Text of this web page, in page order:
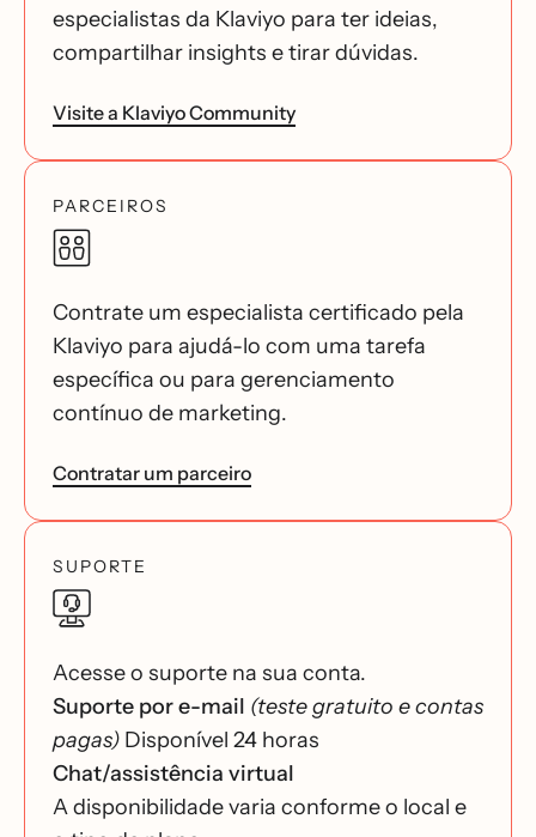
especialistas da Klaviyo para ter ideias,
compartilhar insights e tirar dúvidas.
Visite a Klaviyo Community
PARCEIROS
Contrate um especialista certificado pela
Klaviyo para ajudá-lo com uma tarefa
específica ou para gerenciamento
contínuo de marketing.
Contratar um parceiro
SUPORTE
Acesse o suporte na sua conta.
Suporte por e-mail (teste gratuito e contas
pagas) Disponível 24 horas
Chat/assistência virtual
A disponibilidade varia conforme o local e